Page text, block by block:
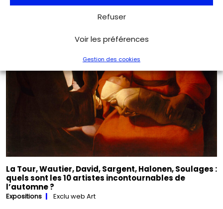
Refuser
Voir les préférences
Gestion des cookies
La Tour, Wautier, David, Sargent, Halonen, Soulages :
quels sont les 10 artistes incontournables de
l’automne ?
Expositions Exclu web Art